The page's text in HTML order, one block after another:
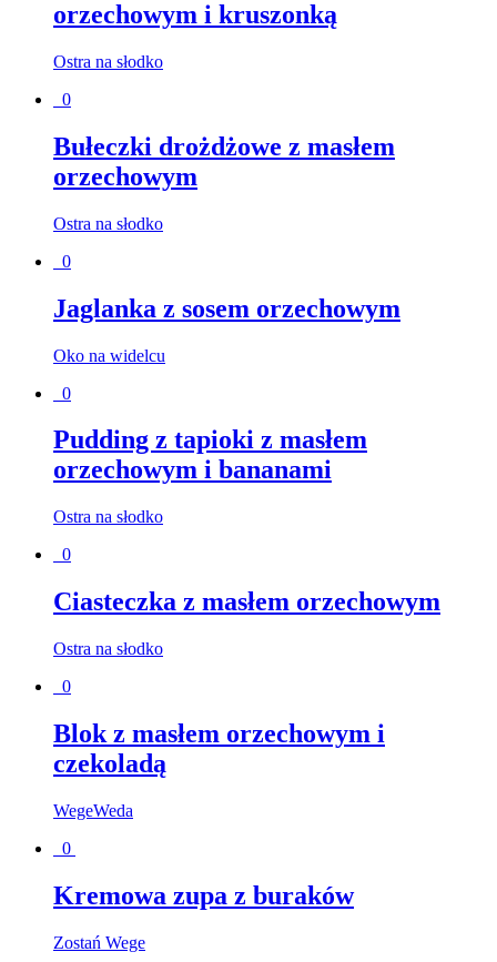
orzechowym i kruszonką
Ostra na słodko
0
Bułeczki drożdżowe z masłem
orzechowym
Ostra na słodko
0
Jaglanka z sosem orzechowym
Oko na widelcu
0
Pudding z tapioki z masłem
orzechowym i bananami
Ostra na słodko
0
Ciasteczka z masłem orzechowym
Ostra na słodko
0
Blok z masłem orzechowym i
czekoladą
WegeWeda
0
Kremowa zupa z buraków
Zostań Wege